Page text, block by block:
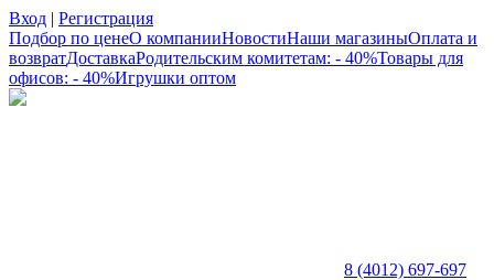
Вход | Регистрация
Подбор по ценеО компанииНовостиНаши магазиныОплата и
возвратДоставкаРодительским комитетам: - 40%Товары для
офисов: - 40%Игрушки оптом
8 (4012) 697-697